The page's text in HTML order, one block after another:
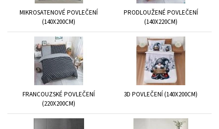
MIKROSATENOVÉ POVLEČENÍ
(140X200CM)
PRODLOUŽENÉ POVLEČENÍ
(140X220CM)
FRANCOUZSKÉ POVLEČENÍ
(220X200CM)
3D POVLEČENÍ (140X200CM)